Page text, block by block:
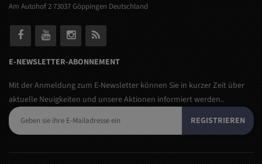
Am Autohof 2 73037 Göppingen Deutschland
E-NEWSLETTER-ABONNEMENT
Mit der Anmeldung zum E-Newsletter können Sie in kurzer Zeit über
aktuelle Neuigkeiten und unsere Aktionen informiert werden..
REGISTRIEREN